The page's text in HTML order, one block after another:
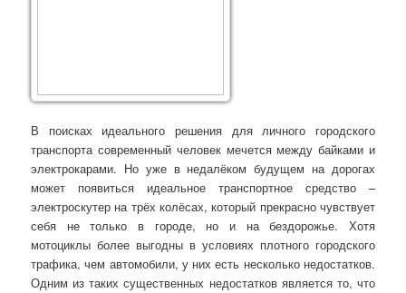
В поисках идеального решения для личного городского
транспорта современный человек мечется между байками и
электрокарами. Но уже в недалёком будущем на дорогах
может появиться идеальное транспортное средство –
электроскутер на трёх колёсах, который прекрасно чувствует
себя не только в городе, но и на бездорожье. Хотя
мотоциклы более выгодны в условиях плотного городского
трафика, чем автомобили, у них есть несколько недостатков.
Одним из таких существенных недостатков является то, что